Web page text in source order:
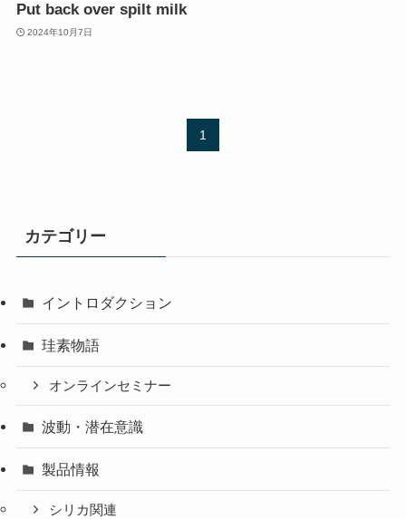
Put back over spilt milk
2024年10月7日
1
カテゴリー
イントロダクション
珪素物語
オンラインセミナー
波動・潜在意識
製品情報
シリカ関連